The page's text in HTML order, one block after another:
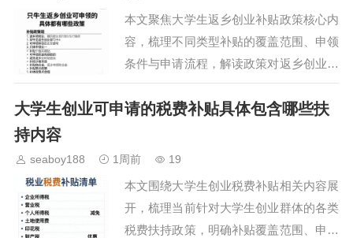
本文聚焦大学生返乡创业补贴政策核心内
容，梳理不同类型补贴的覆盖范围、申领
条件与申请流程，解读政策对返乡创业大
学生的实际扶持作用，为有返乡创业意愿
的大学生提供清晰的政策参考，帮助相关
大学生创业可申请的税费补贴具体包含哪些扶
持内容
seaboy188 1周前 19
本文围绕大学生创业税费补贴相关内容展
开，梳理当前针对大学生创业群体的各类
税费扶持政策，明确补贴覆盖范围、申领